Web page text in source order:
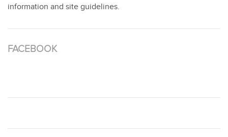
information and site guidelines.
FACEBOOK